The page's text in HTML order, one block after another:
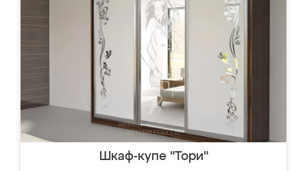
Шкаф-купе "Тори"